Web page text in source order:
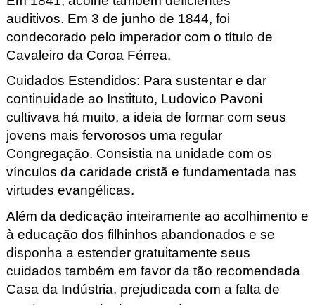
auditivos. Em 3 de junho de 1844, foi
condecorado pelo imperador com o título de
Cavaleiro da Coroa Férrea.
Cuidados Estendidos: Para sustentar e dar
continuidade ao Instituto, Ludovico Pavoni
cultivava há muito, a ideia de formar com seus
jovens mais fervorosos uma regular
Congregação. Consistia na unidade com os
vínculos da caridade cristã e fundamentada nas
virtudes evangélicas.
Além da dedicação inteiramente ao acolhimento e
à educação dos filhinhos abandonados e se
disponha a estender gratuitamente seus
cuidados também em favor da tão recomendada
Casa da Indústria, prejudicada com a falta de